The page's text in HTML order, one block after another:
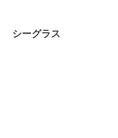
シーグラス